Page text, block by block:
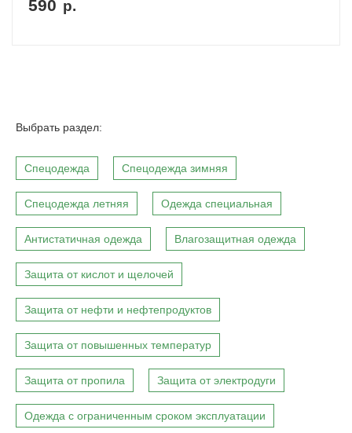
590 р.
Выбрать раздел:
Спецодежда Спецодежда зимняя
Спецодежда летняя Одежда специальная
Антистатичная одежда Влагозащитная одежда
Защита от кислот и щелочей
Защита от нефти и нефтепродуктов
Защита от повышенных температур
Защита от пропила Защита от электродуги
Одежда с ограниченным сроком эксплуатации